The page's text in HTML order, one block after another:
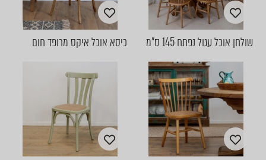
שולחן אוכל עגול נפתח 145 ס״מ כיסא אוכל איקס מרופד חום